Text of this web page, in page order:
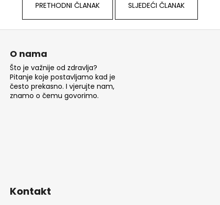
PRETHODNI ČLANAK SLJEDEĆI ČLANAK
O nama
Što je važnije od zdravlja?
Pitanje koje postavljamo kad je
često prekasno. I vjerujte nam,
znamo o čemu govorimo.
Kontakt